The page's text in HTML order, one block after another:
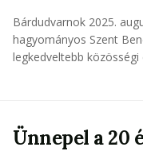
Bárdudvarnok 2025.
hagyományos Szent
legkedveltebb közösségi
Ünnepel a 20